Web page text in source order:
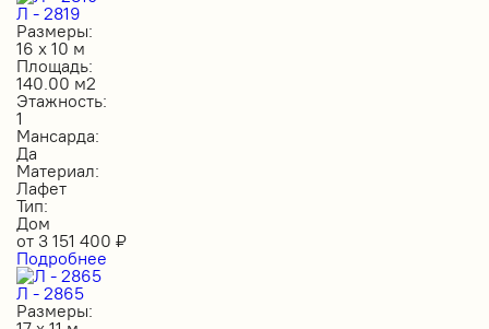
Л - 2819
Размеры:
16 х 10 м
Площадь:
140.00 м2
Этажность:
1
Мансарда:
Да
Материал:
Лафет
Тип:
Дом
от 3 151 400 ₽
Подробнее
Л - 2865
Размеры: